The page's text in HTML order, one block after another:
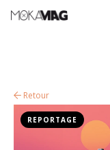
Retour
REPORTAGE